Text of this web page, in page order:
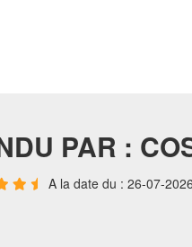
PAR :
A la date du : 26-07-2026